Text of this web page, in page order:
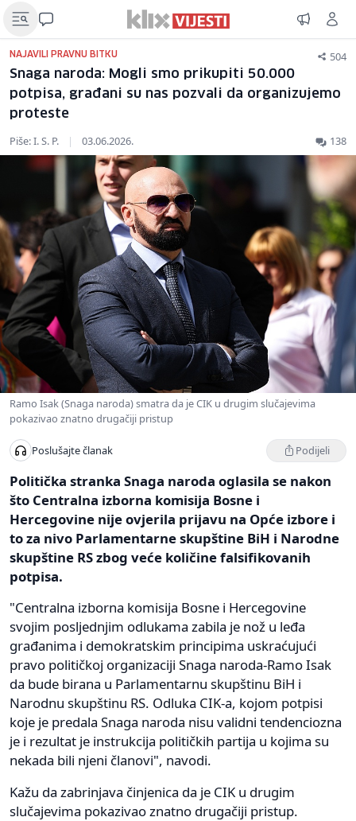
NAJAVILI PRAVNU BITKU 504
Snaga naroda: Mogli smo prikupiti 50.000
potpisa, građani su nas pozvali da organizujemo
proteste
Piše: I. S. P. | 03.06.2026. 138
Ramo Isak (Snaga naroda) smatra da je CIK u drugim slučajevima
pokazivao znatno drugačiji pristup
Poslušajte članak Podijeli
Politička stranka Snaga naroda oglasila se nakon
što Centralna izborna komisija Bosne i
Hercegovine nije ovjerila prijavu na Opće izbore i
to za nivo Parlamentarne skupštine BiH i Narodne
skupštine RS zbog veće količine falsifikovanih
potpisa.
"Centralna izborna komisija Bosne i Hercegovine
svojim posljednjim odlukama zabila je nož u leđa
građanima i demokratskim principima uskraćujući
pravo političkoj organizaciji Snaga naroda-Ramo Isak
da bude birana u Parlamentarnu skupštinu BiH i
Narodnu skupštinu RS. Odluka CIK-a, kojom potpisi
koje je predala Snaga naroda nisu validni tendenciozna
je i rezultat je instrukcija političkih partija u kojima su
nekada bili njeni članovi", navodi.
Kažu da zabrinjava činjenica da je CIK u drugim
slučajevima pokazivao znatno drugačiji pristup.